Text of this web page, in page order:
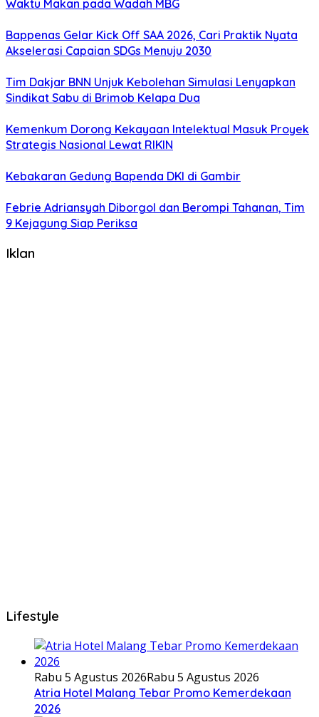
Waktu Makan pada Wadah MBG
Bappenas Gelar Kick Off SAA 2026, Cari Praktik Nyata
Akselerasi Capaian SDGs Menuju 2030
Tim Dakjar BNN Unjuk Kebolehan Simulasi Lenyapkan
Sindikat Sabu di Brimob Kelapa Dua
Kemenkum Dorong Kekayaan Intelektual Masuk Proyek
Strategis Nasional Lewat RIKIN
Kebakaran Gedung Bapenda DKI di Gambir
Febrie Adriansyah Diborgol dan Berompi Tahanan, Tim
9 Kejagung Siap Periksa
Iklan
Lifestyle
Rabu 5 Agustus 2026Rabu 5 Agustus 2026
Atria Hotel Malang Tebar Promo Kemerdekaan
2026